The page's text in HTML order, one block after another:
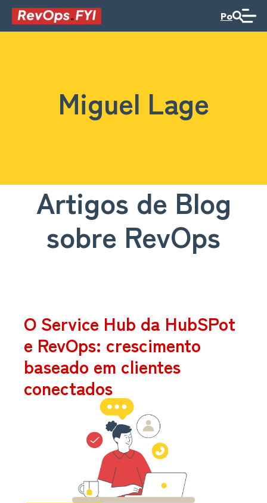
Po
Miguel Lage
Artigos de Blog
sobre RevOps
O Service Hub da HubSPot
e RevOps: crescimento
baseado em clientes
conectados